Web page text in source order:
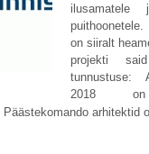
ilusamatele
on siiralt
projekti
tunnustuse:
2018 on
arhitektid